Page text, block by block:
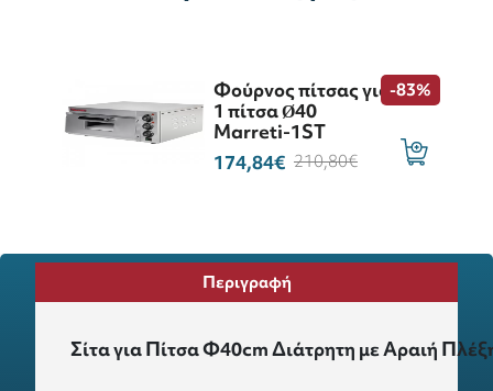
-83%
Φούρνος πίτσας για
1 πίτσα Ø40
Marreti-1ST
210,80€
174,84€
Περιγραφή
Σίτα για Πίτσα Φ40cm Διάτρητη με Αραιή